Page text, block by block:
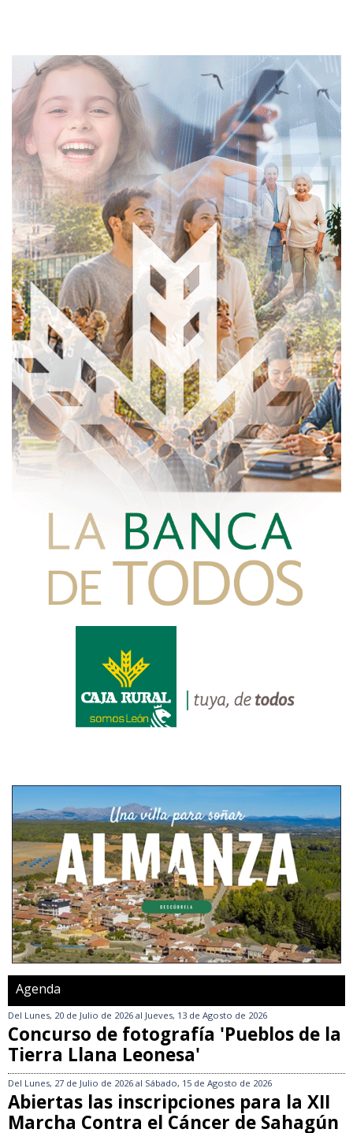
Agenda
Del Lunes, 20 de Julio de 2026 al Jueves, 13 de Agosto de 2026
Concurso de fotografía 'Pueblos de la
Tierra Llana Leonesa'
Del Lunes, 27 de Julio de 2026 al Sábado, 15 de Agosto de 2026
Abiertas las inscripciones para la XII
Marcha Contra el Cáncer de Sahagún